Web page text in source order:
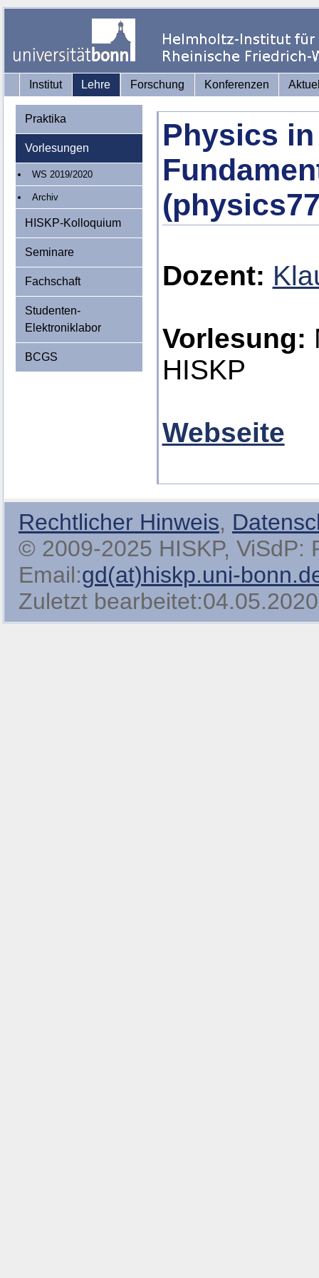
Institut Lehre Forschung Konferenzen
Praktika
Vorlesungen
WS 2019/2020
Archiv
HISKP-Kolloquium
Seminare
Fachschaft
Studenten-
Elektroniklabor
BCGS
Physics
Dozent:
Vorlesung:
HISKP
Webseite
Rechtlicher Hinweis,
© 2009-2025 HISKP, ViSdP:
Email:gd(at)hiskp.uni-
Zuletzt